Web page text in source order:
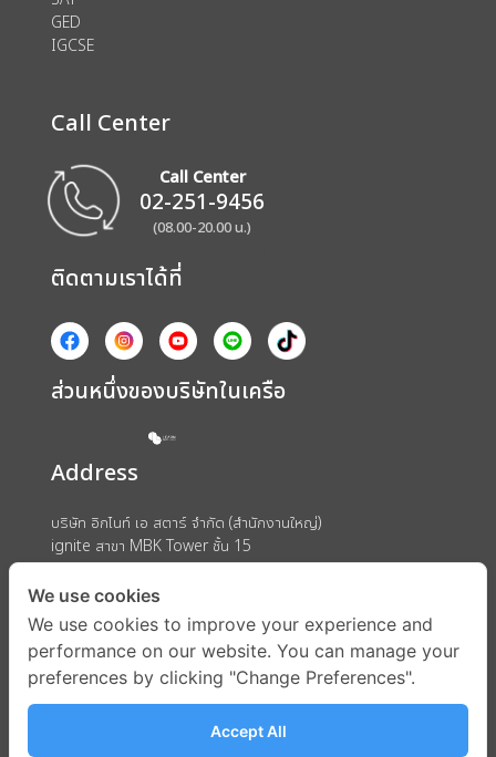
GED
IGCSE
Call Center
Call Center
02-251-9456
(08.00-20.00 น.)
ติดตามเราได้ที่
ส่วนหนึ่งของบริษัทในเครือ
Address
บริษัท อิกไนท์ เอ สตาร์ จำกัด (สำนักงานใหญ่)
ignite สาขา MBK Tower ชั้น 15
ถนนพญาไท แขวงวังใหม่ เขตปทุมวัน กรุงเทพมหานคร 10330
We use cookies
We use cookies to improve your experience and
performance on our website. You can manage your
preferences by clicking "Change Preferences".
Accept All